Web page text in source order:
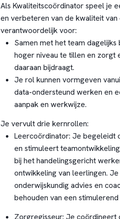
Als Kwaliteitscoördinator speel je
en verbeteren van de kwaliteit
verantwoordelijk voor:
Samen met het team
hoger niveau te tillen en
daaraan bijdraagt.
Je rol kunnen vormgeven
data-ondersteund werken en
aanpak en werkwijze.
Je vervult drie kernrollen:
Leercoördinator: Je begeleidt
en stimuleert
bij het handelingsgericht
ontwikkeling van leerlingen.
onderwijskundig advies en
behouden van een
Zorgregisseur: Je